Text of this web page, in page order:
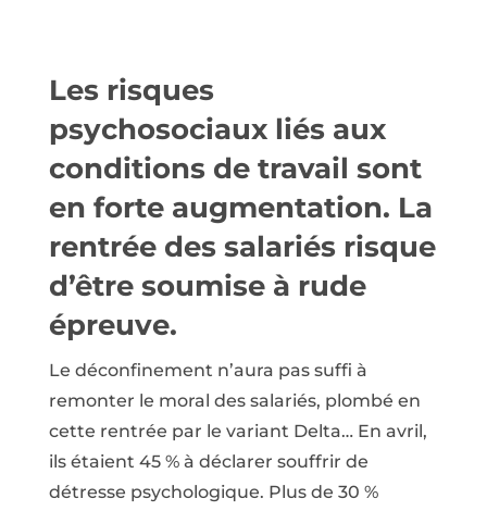
Les risques
psychosociaux liés aux
conditions de travail sont
en forte augmentation. La
rentrée des salariés risque
d’être soumise à rude
épreuve.
Le déconfinement n’aura pas suffi à
remonter le moral des salariés, plombé en
cette rentrée par le variant Delta… En avril,
ils étaient 45 % à déclarer souffrir de
détresse psychologique. Plus de 30 %